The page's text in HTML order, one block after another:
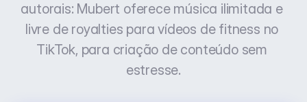
autorais: Mubert oferece música ilimitada e
livre de royalties para vídeos de fitness no
TikTok, para criação de conteúdo sem
estresse.